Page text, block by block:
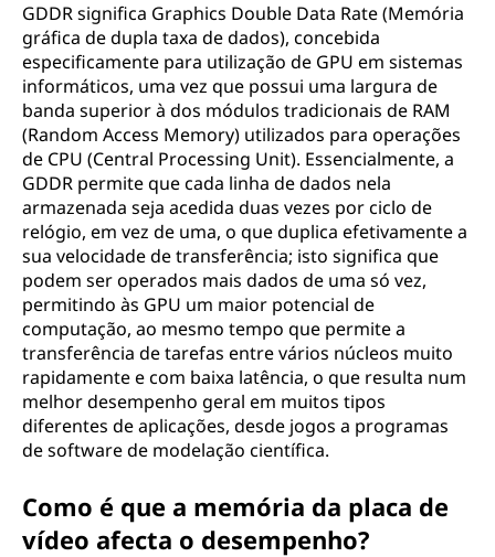
GDDR significa Graphics Double Data Rate (Memória
gráfica de dupla taxa de dados), concebida
especificamente para utilização de GPU em sistemas
informáticos, uma vez que possui uma largura de
banda superior à dos módulos tradicionais de RAM
(Random Access Memory) utilizados para operações
de CPU (Central Processing Unit). Essencialmente, a
GDDR permite que cada linha de dados nela
armazenada seja acedida duas vezes por ciclo de
relógio, em vez de uma, o que duplica efetivamente a
sua velocidade de transferência; isto significa que
podem ser operados mais dados de uma só vez,
permitindo às GPU um maior potencial de
computação, ao mesmo tempo que permite a
transferência de tarefas entre vários núcleos muito
rapidamente e com baixa latência, o que resulta num
melhor desempenho geral em muitos tipos
diferentes de aplicações, desde jogos a programas
de software de modelação científica.
Como é que a memória da placa de
vídeo afecta o desempenho?